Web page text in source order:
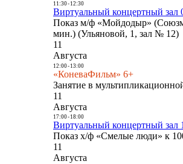
11:30- 12:30
Виртуальный концертный зал
Показ м/ф «Мойдодыр»
мин.) (Ульяновой, 1, зал № 12)
11
Августа
12:00- 13:00
«КоневаФильм» 6+
Занятие в
11
Августа
17:00- 18:00
Виртуальный концертный зал
Показ х/ф «Смелые люди» к
11
Августа